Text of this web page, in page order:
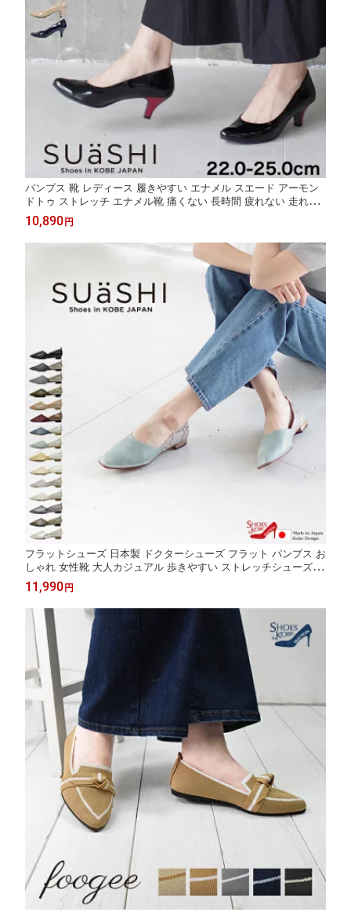
パンプス 靴 レディース 履きやすい エナメル スエード アーモン
ドトゥ ストレッチ エナメル靴 痛くない 長時間 疲れない 走れる
黒 歩きやすい 幅広 ストレッチパンプス 疲れないパンプス 雨の日
パンプス 通勤 シンプル 雨 スアシ 日本製 SUaSHI スウェイシー
[FOO-MG-R5551]
10,890円
フラットシューズ 日本製 ドクターシューズ フラット パンプス お
しゃれ 女性靴 大人カジュアル 歩きやすい ストレッチシューズ 外
反母趾にやさしい 靴 スクエア 痛くない 仕事用 疲れない 幅広 黒
おしゃれ靴 ぺたんこシューズ SUaSHI スウェイシー スアシ [FO
O-MI-R3271]
11,990円